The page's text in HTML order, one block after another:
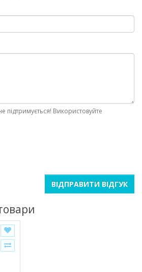
підтримується! Використовуйте
ВІДПРАВИТИ ВІДГУК